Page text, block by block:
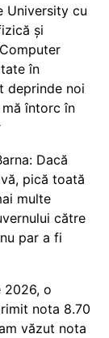
University cu
și
în
deprinde noi
întorc în
Dacă
pică toată
multe
către
par a fi
2026, o
nota 8.70
văzut nota